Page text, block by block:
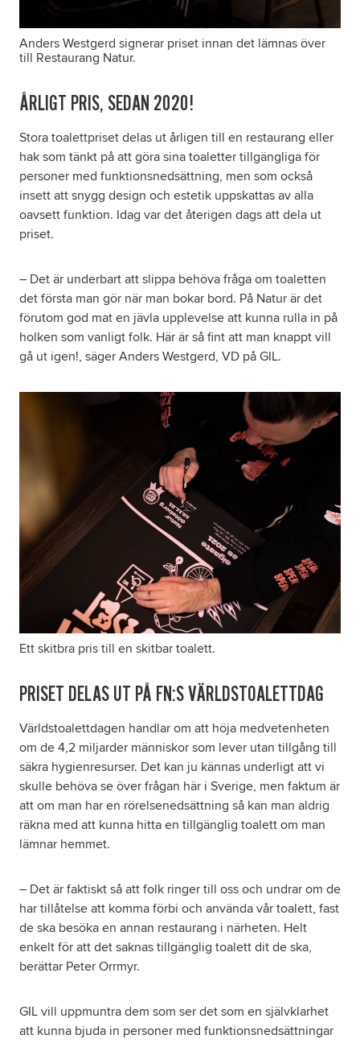
Anders Westgerd signerar priset innan det lämnas över
till Restaurang Natur.
ÅRLIGT PRIS, SEDAN 2020!
Stora toalettpriset delas ut årligen till en restaurang eller
hak som tänkt på att göra sina toaletter tillgängliga för
personer med funktionsnedsättning, men som också
insett att snygg design och estetik uppskattas av alla
oavsett funktion. Idag var det återigen dags att dela ut
priset.
– Det är underbart att slippa behöva fråga om toaletten
det första man gör när man bokar bord. På Natur är det
förutom god mat en jävla upplevelse att kunna rulla in på
holken som vanligt folk. Här är så fint att man knappt vill
gå ut igen!, säger Anders Westgerd, VD på GIL.
Ett skitbra pris till en skitbar toalett.
PRISET DELAS UT PÅ FN:S VÄRLDSTOALETTDAG
Världstoalettdagen handlar om att höja medvetenheten
om de 4,2 miljarder människor som lever utan tillgång till
säkra hygienresurser. Det kan ju kännas underligt att vi
skulle behöva se över frågan här i Sverige, men faktum är
att om man har en rörelsenedsättning så kan man aldrig
räkna med att kunna hitta en tillgänglig toalett om man
lämnar hemmet.
– Det är faktiskt så att folk ringer till oss och undrar om de
har tillåtelse att komma förbi och använda vår toalett, fast
de ska besöka en annan restaurang i närheten. Helt
enkelt för att det saknas tillgänglig toalett dit de ska,
berättar Peter Orrmyr.
GIL vill uppmuntra dem som ser det som en självklarhet
att kunna bjuda in personer med funktionsnedsättningar